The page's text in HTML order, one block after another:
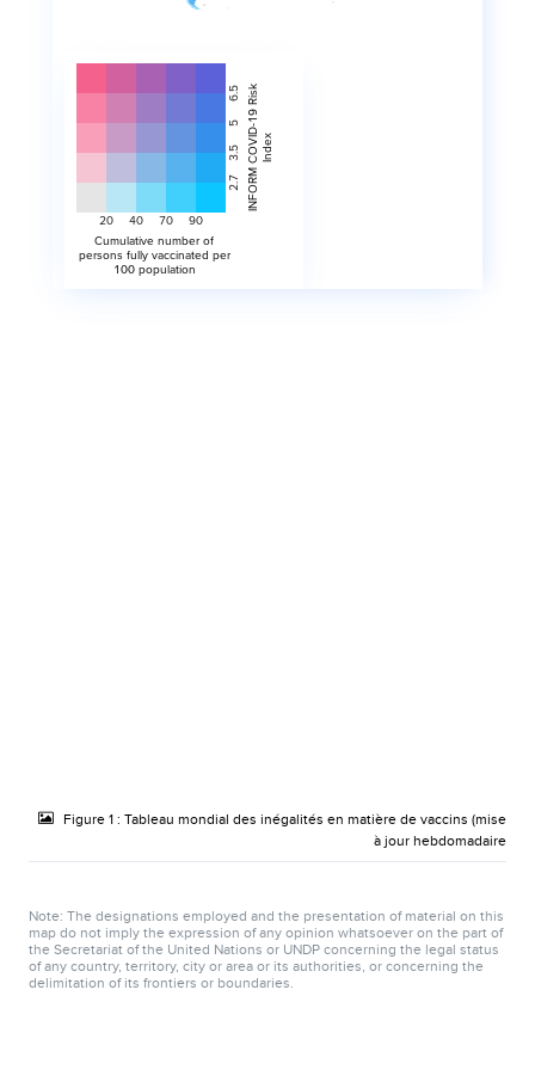
Figure 1 : Tableau mondial des inégalités en matière de vaccins (mise
à jour hebdomadaire
Note: The designations employed and the presentation of material on this
map do not imply the expression of any opinion whatsoever on the part of
the Secretariat of the United Nations or UNDP concerning the legal status
of any country, territory, city or area or its authorities, or concerning the
delimitation of its frontiers or boundaries.